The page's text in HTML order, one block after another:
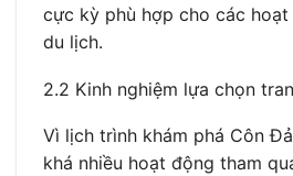
cực kỳ phù hợp cho các
du lịch.
2.2 Kinh nghiệm lựa chọn
Vì lịch trình khám phá Côn
khá nhiều hoạt động tham